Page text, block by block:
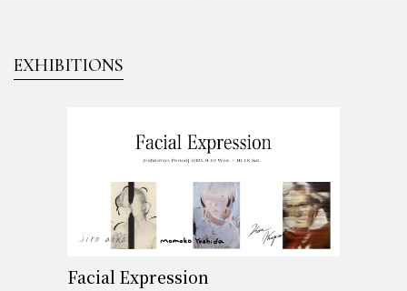
EXHIBITIONS
Facial Expression